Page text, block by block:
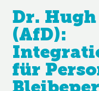
Dr.
(AfD):
für